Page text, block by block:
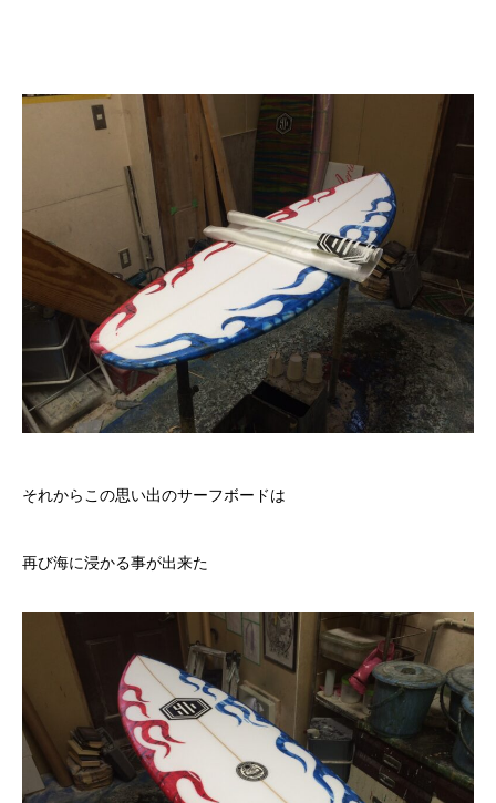
それからこの思い出のサーフボードは
再び海に浸かる事が出来た